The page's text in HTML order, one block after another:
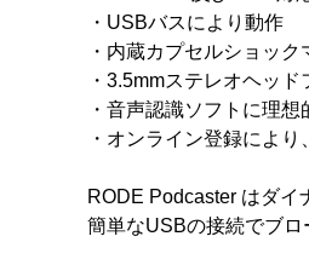
・USBバスにより動作
・内蔵カプセルショック
・3.5mmステレオヘッ
・音声認識ソフトに理想
・オンライン登録によ
RODE Podcaster はダイ
簡単なUSBの接続でブロ